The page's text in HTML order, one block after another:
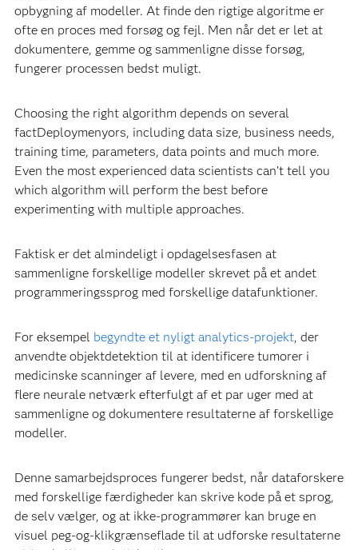
opbygning af modeller. At finde den rigtige algoritme er
ofte en proces med forsøg og fejl. Men når det er let at
dokumentere, gemme og sammenligne disse forsøg,
fungerer processen bedst muligt.
Choosing the right algorithm depends on several
factDeploymenyors, including data size, business needs,
training time, parameters, data points and much more.
Even the most experienced data scientists can’t tell you
which algorithm will perform the best before
experimenting with multiple approaches.
Faktisk er det almindeligt i opdagelsesfasen at
sammenligne forskellige modeller skrevet på et andet
programmeringssprog med forskellige datafunktioner.
For eksempel begyndte et nyligt analytics-projekt, der
anvendte objektdetektion til at identificere tumorer i
medicinske scanninger af levere, med en udforskning af
flere neurale netværk efterfulgt af et par uger med at
sammenligne og dokumentere resultaterne af forskellige
modeller.
Denne samarbejdsproces fungerer bedst, når dataforskere
med forskellige færdigheder kan skrive kode på et sprog,
de selv vælger, og at ikke-programmører kan bruge en
visuel peg-og-klikgrænseflade til at udforske resultaterne